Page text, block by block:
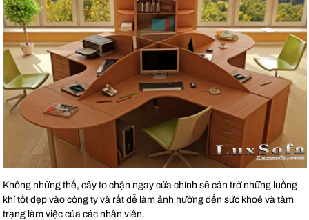
Không những thế, cây to chặn ngay cửa chính sẽ cản trở những luồng
khí tốt đẹp vào công ty và rất dễ làm ảnh hưởng đến sức khoẻ và tâm
trạng làm việc của các nhân viên.